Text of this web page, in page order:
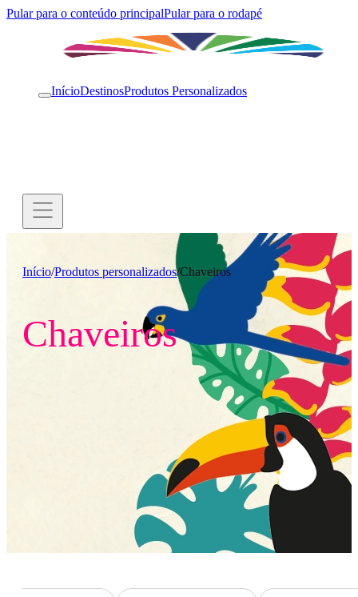
Pular para o conteúdo principalPular para o rodapé
InícioDestinosProdutos Personalizados
Início/Produtos personalizados/Chaveiros
Chaveiros